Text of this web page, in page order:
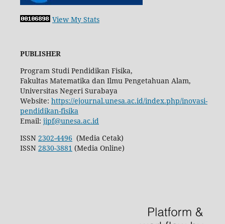
View My Stats
PUBLISHER
Program Studi Pendidikan Fisika,
Fakultas Matematika dan Ilmu Pengetahuan Alam,
Universitas Negeri Surabaya
Website: https://ejournal.unesa.ac.id/index.php/inovasi-
pendidikan-fisika
Email: jipf@unesa.ac.id
ISSN 2302-4496 (Media Cetak)
ISSN 2830-3881 (Media Online)